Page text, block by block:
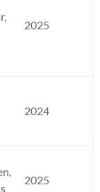
2025
2024
2025